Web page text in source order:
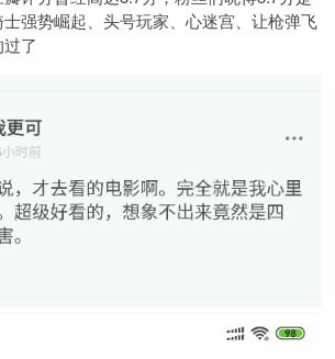
强势崛起、头号玩家、心迷宫、让枪弹飞
了